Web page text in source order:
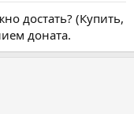
достать? (Купить,
доната.